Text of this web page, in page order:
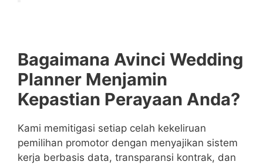
Bagaimana Avinci Wedding
Planner Menjamin
Kepastian Perayaan Anda?
Kami memitigasi setiap celah kekeliruan
pemilihan promotor dengan menyajikan sistem
kerja berbasis data, transparansi kontrak, dan